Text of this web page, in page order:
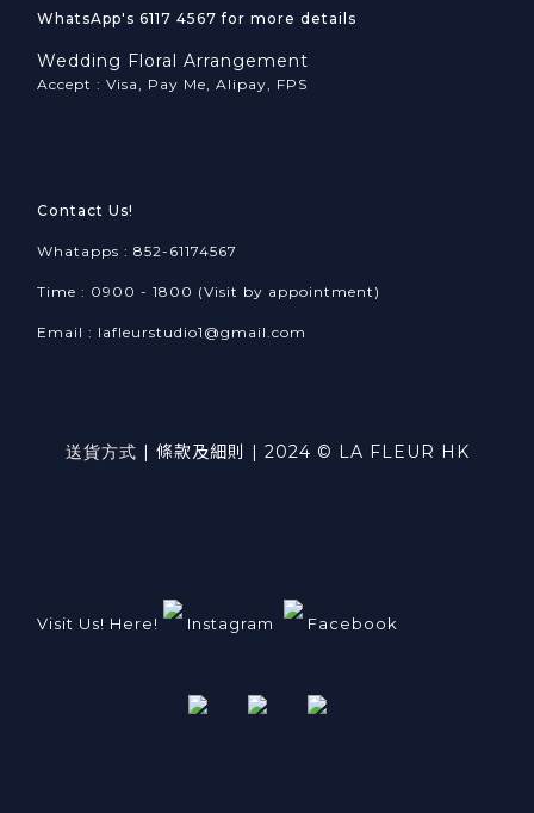
WhatsApp's 6117 4567 for more details
Wedding Floral Arrangement
Accept : Visa, Pay Me, Alipay, FPS
Contact Us!
Whatapps : 852-61174567
Time : 0900 - 1800 (Visit by appointment)
Email : lafleurstudio1@gmail.com
送貨方式 | 條款及細則 | 2024 © LA FLEUR HK
Visit Us! Here! Instagram Facebook